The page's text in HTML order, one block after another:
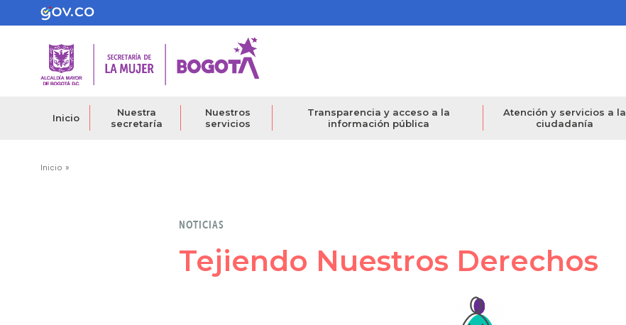
al
contenido
Inicio
Nuestra
secretaría
Nuestros
servicios
Transparencia y acceso a la
información pública
Atención y servicios a la
ciudadanía
Ruta
Inicio
NOTICIAS
Tejiendo Nuestros Derechos